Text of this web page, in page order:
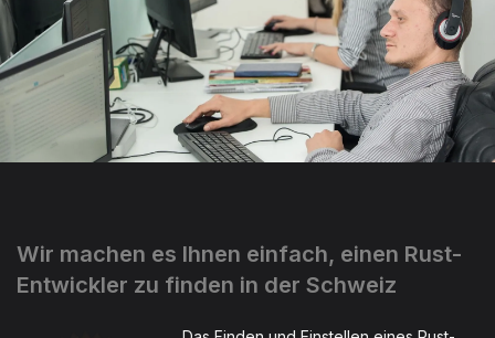
Wir machen es Ihnen einfach, einen Rust-
Entwickler zu finden in der Schweiz